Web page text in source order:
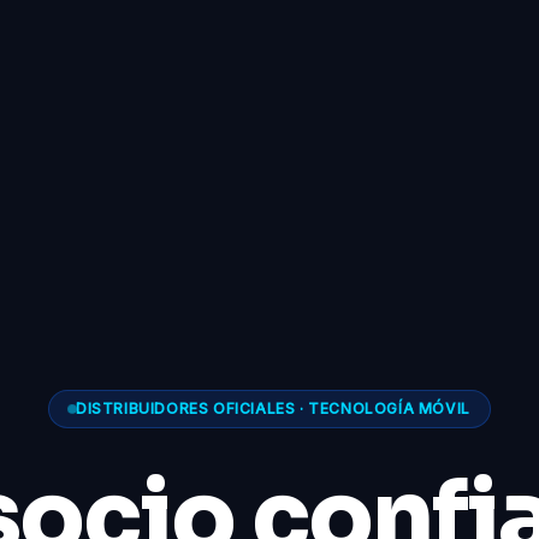
DISTRIBUIDORES OFICIALES · TECNOLOGÍA MÓVIL